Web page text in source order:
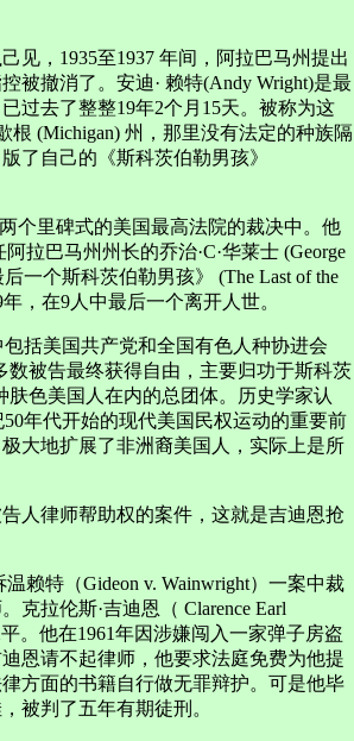
见，1935至1937 年间，阿拉巴马州提出
被撤消了。安迪· 赖特(Andy Wright)是最
过去了整整19年2个月15天。被称为这
根 (Michigan) 州，那里没有法定的种族隔
了自己的《斯科茨伯勒男孩》
个里碑式的美国最高法院的裁决中。他
拉巴马州州长的乔治·C·华莱士 (George
一个斯科茨伯勒男孩》 (The Last of the
，在9人中最后一个离开人世。
括美国共产党和全国有色人种协进会
被告最终获得自由，主要归功于斯科茨
肤色美国人在内的总团体。历史学家认
年代开始的现代美国民权运动的重要前
大地扩展了非洲裔美国人，实际上是所
人律师帮助权的案件，这就是吉迪恩抢
赖特（Gideon v. Wainwright）一案中裁
拉伦斯·吉迪恩（ Clarence Earl
。他在1961年因涉嫌闯入一家弹子房盗
恩请不起律师，他要求法庭免费为他提
方面的书籍自行做无罪辩护。可是他毕
被判了五年有期徒刑。